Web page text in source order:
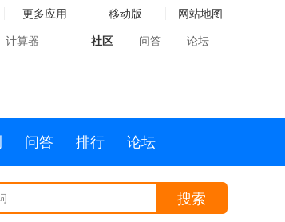
更多应用 移动版 网站地图
计算器 社区 问答 论坛
问答 排行 论坛
搜索